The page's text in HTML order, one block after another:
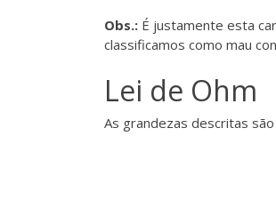
Obs.: É justamente esta
classificamos como mau
Lei de Ohm
As grandezas descritas